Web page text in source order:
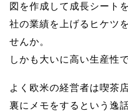
図を作成して成長シート
社の業績を上げるヒケツ
せんか。
しかも大いに高い生産性
よく欧米の経営者は喫茶
裏にメモをするという逸